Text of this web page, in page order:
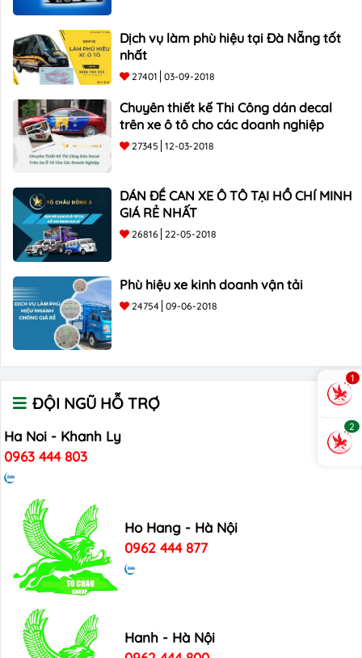
Dịch vụ làm phù hiệu tại Đà Nẵng tốt
nhất
27401 03-09-2018
Chuyên thiết kế Thi Công dán decal
trên xe ô tô cho các doanh nghiệp
27345 12-03-2018
DÁN ĐỀ CAN XE Ô TÔ TẠI HỒ CHÍ MINH
GIÁ RẺ NHẤT
26816 22-05-2018
Phù hiệu xe kinh doanh vận tải
24754 09-06-2018
ĐỘI NGŨ HỖ TRỢ
Ha Noi - Khanh Ly
0963 444 803
Ho Hang - Hà Nội
0962 444 877
Hanh - Hà Nội
1
2